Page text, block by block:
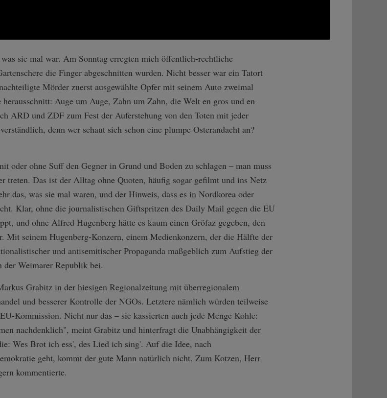
sie mal war. Am Sonntag erregten mich öffentlich-rechtliche
die Finger abgeschnitten wurden. Nicht besser war ein Tatort
Mörder zuerst ausgewählte Opfer mit seinem Auto zweimal
Auge um Auge, Zahn um Zahn, die Welt en gros und en
ARD und ZDF zum Fest der Auferstehung von den Toten mit jeder
denn wer schaut sich schon eine plumpe Osterandacht an?
oder ohne Suff den Gegner in Grund und Boden zu schlagen – man muss
treten. Das ist der Alltag ohne Quoten, häufig sogar gefilmt und ins Netz
das, was sie mal waren, und der Hinweis, dass es in Nordkorea oder
Klar, ohne die journalistischen Giftspritzen des Daily Mail gegen die EU
und ohne Alfred Hugenberg hätte es kaum einen Gröfaz gegeben, den
seinem Hugenberg-Konzern, einem Medienkonzern, der die Hälfte der
und antisemitischer Propaganda maßgeblich zum Aufstieg der
der Weimarer Republik bei.
Grabitz in der hiesigen Regionalzeitung mit überregionalem
und besserer Kontrolle der NGOs. Letztere nämlich würden teilweise
Kommission. Nicht nur das – sie kassierten auch jede Menge Kohle:
nachdenklich", meint Grabitz und hinterfragt die Unabhängigkeit der
Wes Brot ich ess', des Lied ich sing'. Auf die Idee, nach
geht, kommt der gute Mann natürlich nicht. Zum Kotzen, Herr
kommentierte.